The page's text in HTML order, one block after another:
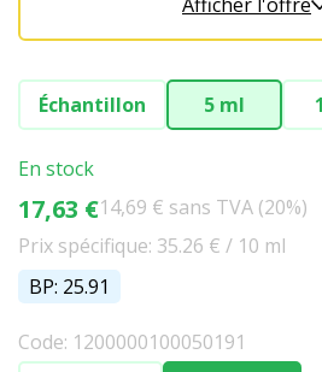
Échantillon 5 ml
En stock
17,63 €14,69 € sans TVA (20%)
Prix spécifique: 35.26 € / 10 ml
BP: 25.91
Code: 1200000100050191